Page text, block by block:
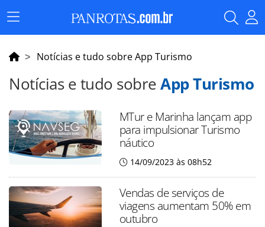
Menu
Principal
Notícias e tudo sobre App Turismo
Notícias e tudo sobreApp Turismo
MTur e Marinha lançam app
para impulsionar Turismo
náutico
14/09/2023 às 08h52
Vendas de serviços de
viagens aumentam 50% em
outubro